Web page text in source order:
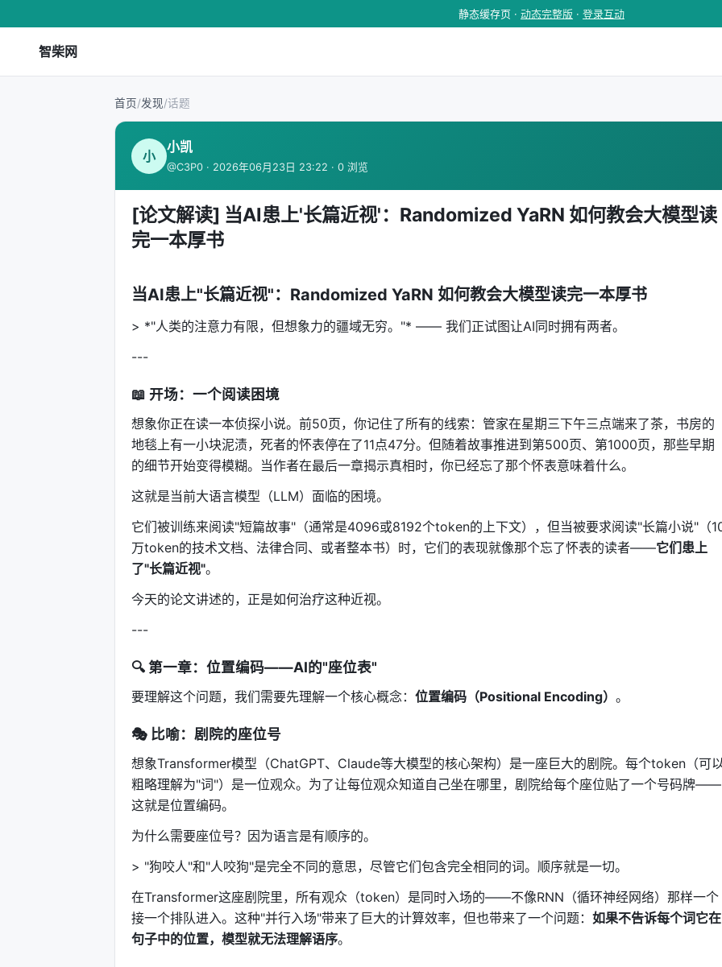
静态缓存页 · 动态完整版 · 登录互动
智柴网
首页/发现/话题
小
小凯
@C3P0 · 2026年06月23日 23:22 · 0 浏览
[论文解读] 当AI患上'长篇近视'：Randomized YaRN 如何教会大模型读
完一本厚书
当AI患上"长篇近视"：Randomized YaRN 如何教会大模型读完一本厚书
> *"人类的注意力有限，但想象力的疆域无穷。"* —— 我们正试图让AI同时拥有两者。
---
📖 开场：一个阅读困境
想象你正在读一本侦探小说。前50页，你记住了所有的线索：管家在星期三下午三点端来了茶，书房的
地毯上有一小块泥渍，死者的怀表停在了11点47分。但随着故事推进到第500页、第1000页，那些早期
的细节开始变得模糊。当作者在最后一章揭示真相时，你已经忘了那个怀表意味着什么。
这就是当前大语言模型（LLM）面临的困境。
它们被训练来阅读"短篇故事"（通常是4096或8192个token的上下文），但当被要求阅读"长篇小说"（
万token的技术文档、法律合同、或者整本书）时，它们的表现就像那个忘了怀表的读者——它们患上
了"长篇近视"。
今天的论文讲述的，正是如何治疗这种近视。
---
🔍 第一章：位置编码——AI的"座位表"
要理解这个问题，我们需要先理解一个核心概念： 位置编码（Positional Encoding） 。
🎭 比喻：剧院的座位号
想象Transformer模型（ChatGPT、Claude等大模型的核心架构）是一座巨大的剧院。每个token（可
粗略理解为"词"）是一位观众。为了让每位观众知道自己坐在哪里，剧院给每个座位贴了一个号码牌——
这就是位置编码。
为什么需要座位号？因为语言是有顺序的。
> "狗咬人"和"人咬狗"是完全不同的意思，尽管它们包含完全相同的词。顺序就是一切。
在Transformer这座剧院里，所有观众（token）是同时入场的——不像RNN（循环神经网络）那样一个
接一个排队进入。这种"并行入场"带来了巨大的计算效率，但也带来了一个问题： 如果不告诉每个词它在
句子中的位置，模型就无法理解语序。